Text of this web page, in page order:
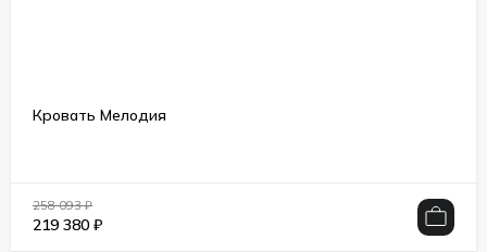
Кровать Мелодия
258 093₽
219 380 ₽